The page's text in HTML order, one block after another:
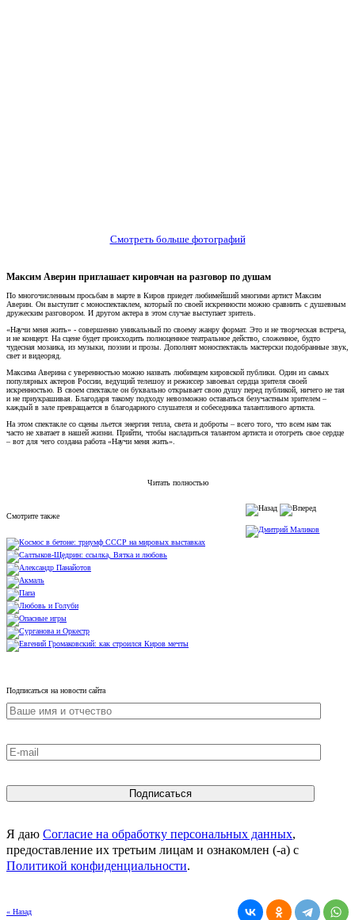
Смотреть больше фотографий
Максим Аверин приглашает кировчан на разговор по душам
По многочисленным просьбам в марте в Киров приедет любимейший многими артист Максим
Аверин. Он выступит с моноспектаклем, который по своей искренности можно сравнить с душевным
дружеским разговором. И другом актера в этом случае выступает зритель.
«Научи меня жить» - совершенно уникальный по своему жанру формат. Это и не творческая встреча,
и не концерт. На сцене будет происходить полноценное театральное действо, сложенное, будто
чудесная мозаика, из музыки, поэзии и прозы. Дополнят моноспектакль мастерски подобранные звук,
свет и видеоряд.
Максима Аверина с уверенностью можно назвать любимцем кировской публики. Один из самых
популярных актеров России, ведущий телешоу и режиссер завоевал сердца зрителя своей
искренностью. В своем спектакле он буквально открывает свою душу перед публикой, ничего не тая
и не приукрашивая. Благодаря такому подходу невозможно оставаться безучастным зрителем –
каждый в зале превращается в благодарного слушателя и собеседника талантливого артиста.
На этом спектакле со сцены льется энергия тепла, света и доброты – всего того, что всем нам так
часто не хватает в нашей жизни. Прийти, чтобы насладиться талантом артиста и отогреть свое сердце
– вот для чего создана работа «Научи меня жить».
Читать полностью
Смотрите также
Подписаться на новости сайта
Я даю Согласие на обработку персональных данных,
предоставление их третьим лицам и ознакомлен (-а) c
Политикой конфиденциальности.
« Назад